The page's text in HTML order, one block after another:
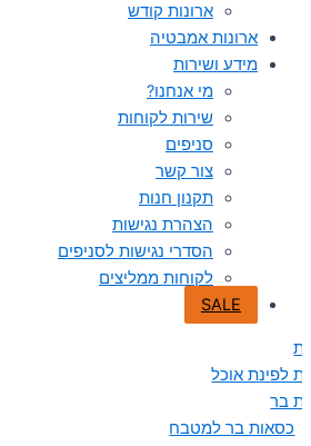
ארונות קודש
ארונות אמבטיה
מידע ושירות
מי אנחנו?
שירות לקוחות
סניפים
צור קשר
תקנון חנות
הצהרת נגישות
הסדרי נגישות לסניפים
לקוחות ממליצים
SALE
לפינת אוכל
בר
כסאות בר למטבח